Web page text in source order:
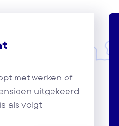
met werken of
uitgekeerd
als volgt